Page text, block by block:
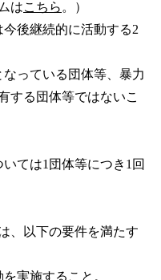
はこちら 。）
今後継続的に活動する2
なっている団体等、暴力
する団体等ではないこ
ては1団体等につき1回
、以下の要件を満たす
実施すること。